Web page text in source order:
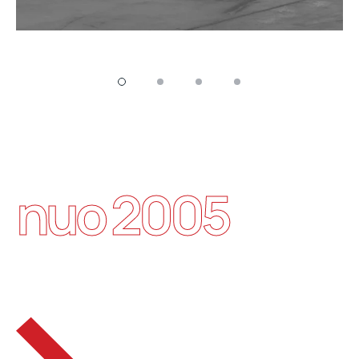
nuo 2005